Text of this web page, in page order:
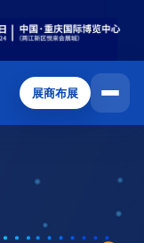
展商布展